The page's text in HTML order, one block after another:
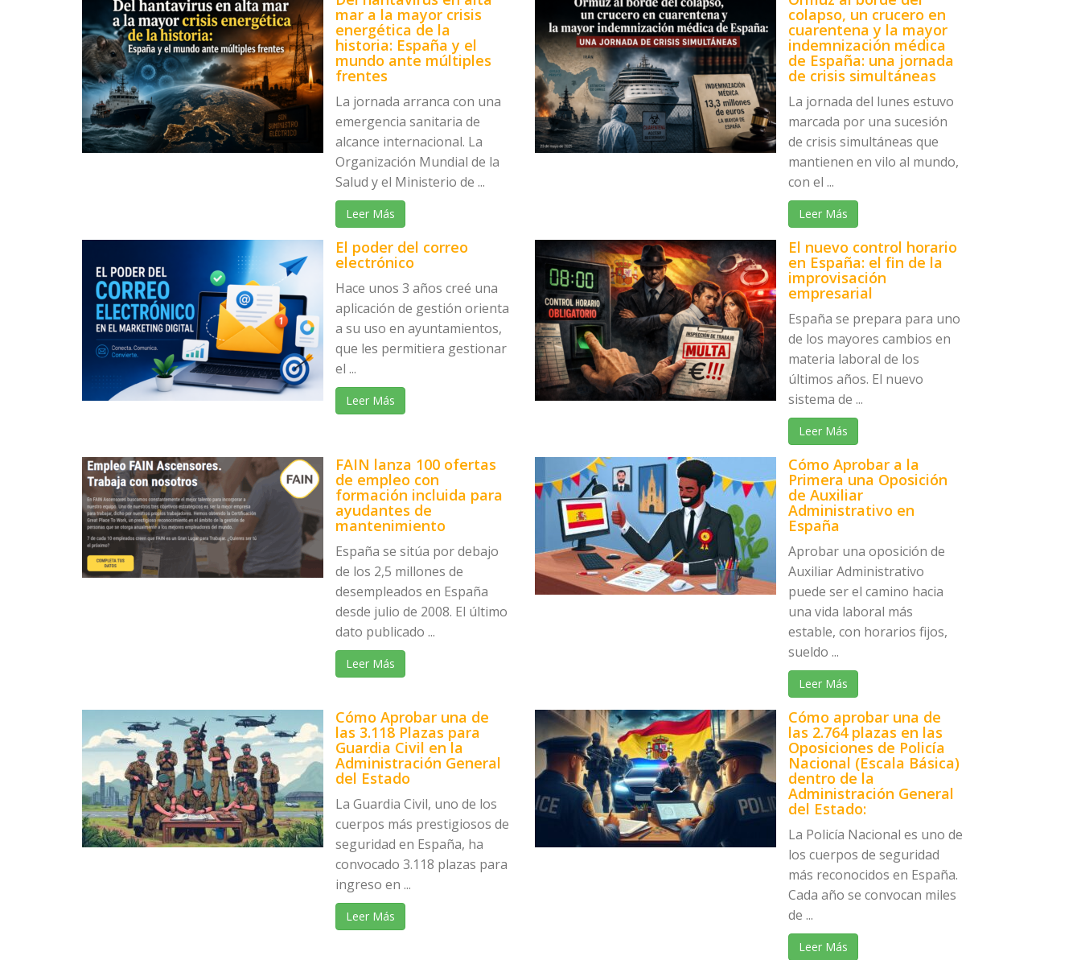
mar a la mayor crisis
energética de la
historia: España y el
mundo ante múltiples
frentes
La jornada arranca con una
emergencia sanitaria de
alcance internacional. La
Organización Mundial de la
Salud y el Ministerio de ...
Leer Más
colapso, un crucero en
cuarentena y la mayor
indemnización médica
de España: una jornada
de crisis simultáneas
La jornada del lunes estuvo
marcada por una sucesión
de crisis simultáneas que
mantienen en vilo al mundo,
con el ...
Leer Más
El poder del correo
electrónico
Hace unos 3 años creé una
aplicación de gestión orienta
a su uso en ayuntamientos,
que les permitiera gestionar
el ...
Leer Más
El nuevo control horario
en España: el fin de la
improvisación
empresarial
España se prepara para uno
de los mayores cambios en
materia laboral de los
últimos años. El nuevo
sistema de ...
Leer Más
FAIN lanza 100 ofertas
de empleo con
formación incluida para
ayudantes de
mantenimiento
España se sitúa por debajo
de los 2,5 millones de
desempleados en España
desde julio de 2008. El último
dato publicado ...
Leer Más
Cómo Aprobar a la
Primera una Oposición
de Auxiliar
Administrativo en
España
Aprobar una oposición de
Auxiliar Administrativo
puede ser el camino hacia
una vida laboral más
estable, con horarios fijos,
sueldo ...
Leer Más
Cómo Aprobar una de
las 3.118 Plazas para
Guardia Civil en la
Administración General
del Estado
La Guardia Civil, uno de los
cuerpos más prestigiosos de
seguridad en España, ha
convocado 3.118 plazas para
ingreso en ...
Leer Más
Cómo aprobar una de
las 2.764 plazas en las
Oposiciones de Policía
Nacional (Escala Básica)
dentro de la
Administración General
del Estado:
La Policía Nacional es uno de
los cuerpos de seguridad
más reconocidos en España.
Cada año se convocan miles
de ...
Leer Más